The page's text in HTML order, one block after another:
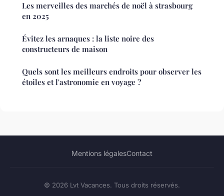
Les merveilles des marchés de noël à strasbourg
en 2025
Évitez les arnaques : la liste noire des
constructeurs de maison
Quels sont les meilleurs endroits pour observer les
étoiles et l'astronomie en voyage ?
Mentions légalesContact
© 2026 Lvt Vacances. Tous droits réservés.